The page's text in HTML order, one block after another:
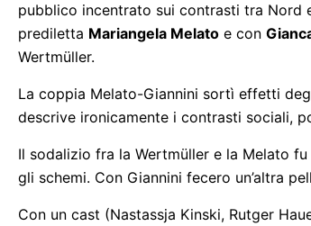
pubblico incentrato sui contrasti tra Nord
prediletta Mariangela Melato e con
Wertmüller.
La coppia Melato-Giannini sortì effetti
descrive ironicamente i contrasti sociali,
Il sodalizio fra la Wertmüller e la Melato
gli schemi. Con Giannini fecero un’altra
Con un cast (Nastassja Kinski, Rutger